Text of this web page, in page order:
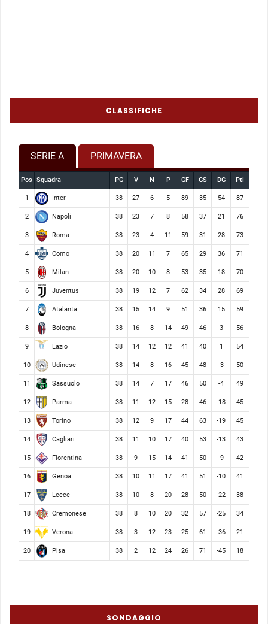
CLASSIFICHE
SERIE A PRIMAVERA
Pos Squadra PG V N P GF GS DG Pti
1 Inter 38 27 6 5 89 35 54 87
2 Napoli 38 23 7 8 58 37 21 76
3 Roma 38 23 4 11 59 31 28 73
4 Como 38 20 11 7 65 29 36 71
5 Milan 38 20 10 8 53 35 18 70
6 Juventus 38 19 12 7 62 34 28 69
7 Atalanta 38 15 14 9 51 36 15 59
8 Bologna 38 16 8 14 49 46 3 56
9 Lazio 38 14 12 12 41 40 1 54
10 Udinese 38 14 8 16 45 48 -3 50
11 Sassuolo 38 14 7 17 46 50 -4 49
12 Parma 38 11 12 15 28 46 -18 45
13 Torino 38 12 9 17 44 63 -19 45
14 Cagliari 38 11 10 17 40 53 -13 43
15 Fiorentina 38 9 15 14 41 50 -9 42
16 Genoa 38 10 11 17 41 51 -10 41
17 Lecce 38 10 8 20 28 50 -22 38
18 Cremonese 38 8 10 20 32 57 -25 34
19 Verona 38 3 12 23 25 61 -36 21
20 Pisa 38 2 12 24 26 71 -45 18
SONDAGGIO